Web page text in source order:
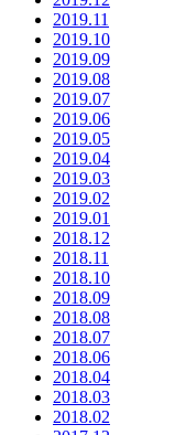
2019.11
2019.10
2019.09
2019.08
2019.07
2019.06
2019.05
2019.04
2019.03
2019.02
2019.01
2018.12
2018.11
2018.10
2018.09
2018.08
2018.07
2018.06
2018.04
2018.03
2018.02